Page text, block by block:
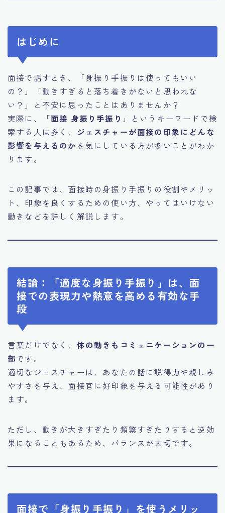
はじめに
面接で話すとき、「身振り手振りは使ってもいい
の？」「動きすぎると落ち着きがないと思われな
い？」と不安に思ったことはありませんか？
実際に、「面接 身振り手振り 」というキーワードで検
索する人は多く、 ジェスチャーが面接の印象にどんな
影響を与えるのか を気にしている方が多いことがわか
ります。
この記事では、面接時の身振り手振りの役割やメリッ
ト、印象を良くするための使い方、やってはいけない
動きなどを詳しく解説します。
結論：「適度な身振り手振り」は、面
接での表現力や熱意を高める有効な手
段
言葉だけでなく、 体の動きもコミュニケーションの一
部です。
適切なジェスチャーは、あなたの話に説得力や親しみ
やすさを与え、面接官に好印象を与える可能性があり
ます。
ただし、動きが大きすぎたり頻繁すぎたりすると逆効
果になることもあるため、バランスが大切です。
面接で「身振り手振り」を使うメリッ